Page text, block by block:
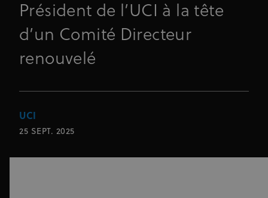
Président de l’UCI à la tête
d’un Comité Directeur
renouvelé
UCI
25 SEPT. 2025